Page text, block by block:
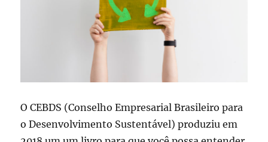
O CEBDS (Conselho Empresarial Brasileiro para
o Desenvolvimento Sustentável) produziu em